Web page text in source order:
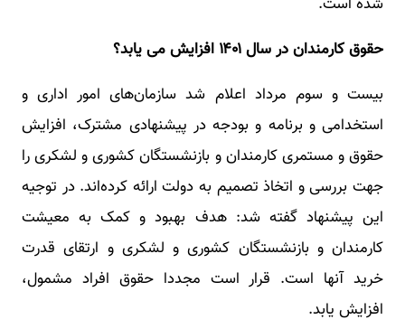
حقوق کارمندان در سال ۱۴۰۱ افزایش می یابد؟
بیست و سوم مرداد اعلام شد سازمان‌های امور اداری و
استخدامی و برنامه و بودجه در پیشنهادی مشترک، افزایش
حقوق و مستمری کارمندان و بازنشستگان کشوری و لشکری را
جهت بررسی و اتخاذ تصمیم به دولت ارائه کرده‌اند. در توجیه
این پیشنهاد گفته شد: هدف بهبود و کمک به معیشت
کارمندان و بازنشستگان کشوری و لشکری و ارتقای قدرت
خرید آنها است. قرار است مجددا حقوق افراد مشمول،
افزایش یابد.